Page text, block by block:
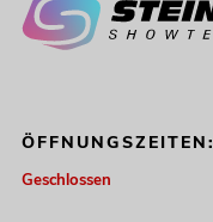
ÖFFNUNGSZEITEN:
Geschlossen